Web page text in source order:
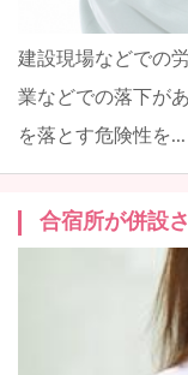
建設現場などでの
業などでの落下が
を落とす危険性を...
合宿所が併設